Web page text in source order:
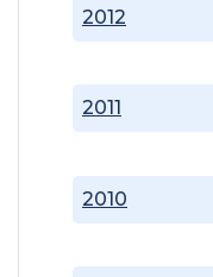
2010
2011
2012